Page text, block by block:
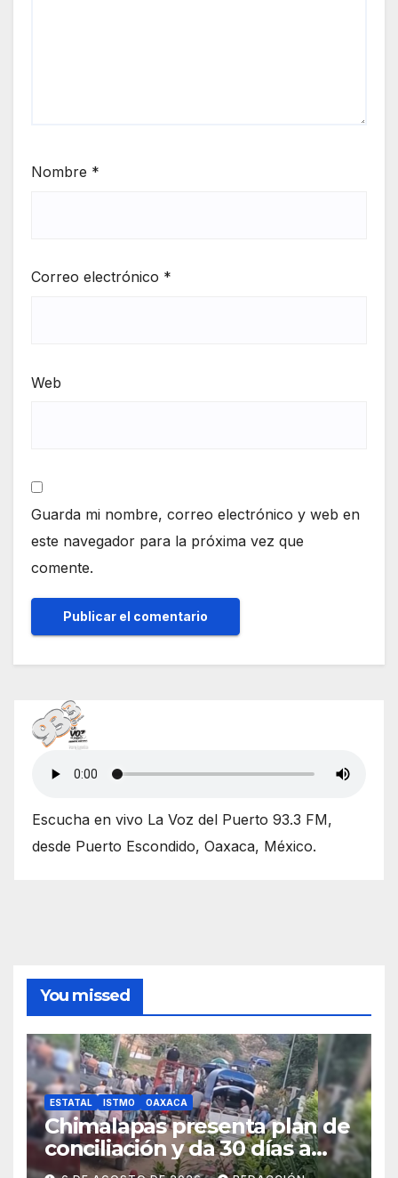
Nombre *
Correo electrónico *
Web
Guarda mi nombre, correo electrónico y web en
este navegador para la próxima vez que
comente.
Escucha en vivo La Voz del Puerto 93.3 FM,
desde Puerto Escondido, Oaxaca, México.
You missed
ESTATAL ISTMO OAXACA
Chimalapas presenta plan de
conciliación y da 30 días a
ejidos chiapanecos para